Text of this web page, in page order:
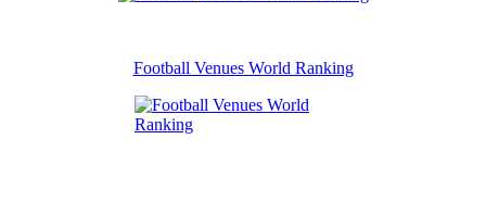
Football Venues World Ranking